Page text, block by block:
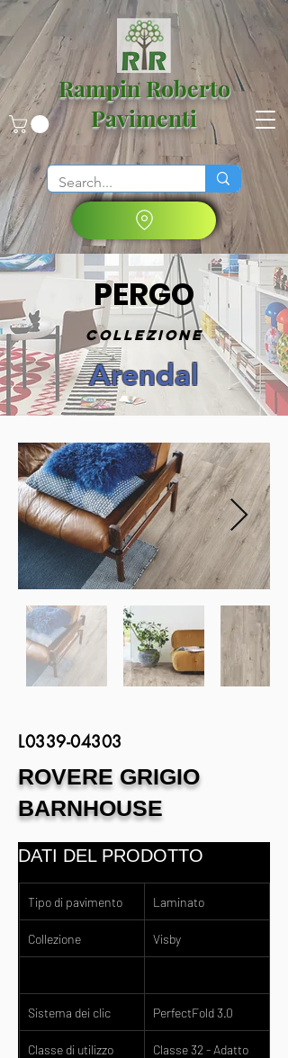
Rampin Roberto
Pavimenti
PERGO
Collezione
Arendal
L0339-04303
ROVERE GRIGIO
BARNHOUSE
DATI DEL PRODOTTO
Tipo di pavimento Laminato
Collezione Visby
Sistema dei clic PerfectFold 3.0
Classe di utilizzo
Classe 32 - Adatto